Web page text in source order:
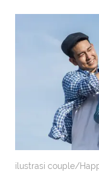
ilustrasi couple/